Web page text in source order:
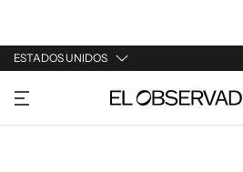
ESTADOS UNIDOS
URUGUAY
ARGENTINA